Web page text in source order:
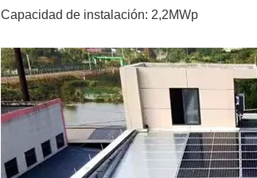
Capacidad de instalación: 2,2MWp